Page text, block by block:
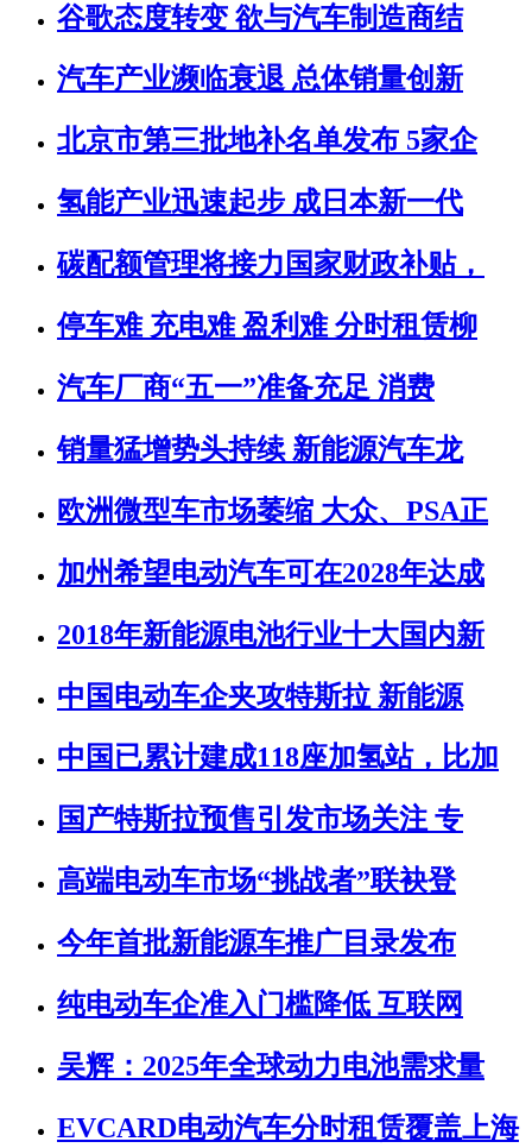
谷歌态度转变 欲与汽车制造商结
汽车产业濒临衰退 总体销量创新
北京市第三批地补名单发布 5家企
氢能产业迅速起步 成日本新一代
碳配额管理将接力国家财政补贴，
停车难 充电难 盈利难 分时租赁柳
汽车厂商“五一”准备充足 消费
销量猛增势头持续 新能源汽车龙
欧洲微型车市场萎缩 大众、PSA正
加州希望电动汽车可在2028年达成
2018年新能源电池行业十大国内新
中国电动车企夹攻特斯拉 新能源
中国已累计建成118座加氢站，比加
国产特斯拉预售引发市场关注 专
高端电动车市场“挑战者”联袂登
今年首批新能源车推广目录发布
纯电动车企准入门槛降低 互联网
吴辉：2025年全球动力电池需求量
EVCARD电动汽车分时租赁覆盖上海